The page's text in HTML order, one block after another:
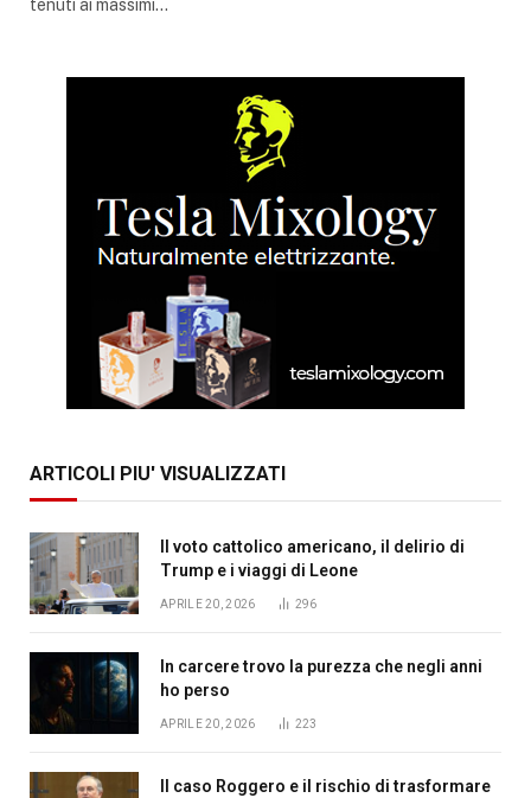
tenuti ai massimi…
ARTICOLI PIU' VISUALIZZATI
Il voto cattolico americano, il delirio di
Trump e i viaggi di Leone
APRILE 20, 2026 296
In carcere trovo la purezza che negli anni
ho perso
APRILE 20, 2026 223
Il caso Roggero e il rischio di trasformare